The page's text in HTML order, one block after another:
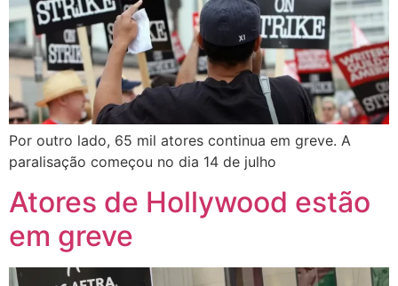
Por outro lado, 65 mil atores continua em greve. A
paralisação começou no dia 14 de julho
Atores de Hollywood estão
em greve